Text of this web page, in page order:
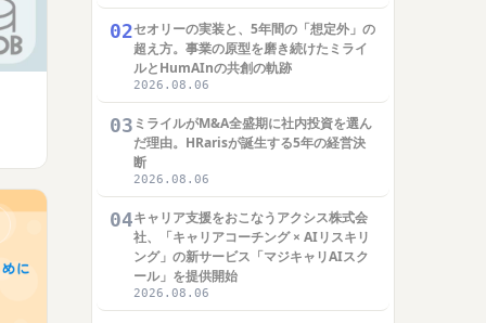
02セオリーの実装と、5年間の「想定外」の
超え方。事業の原型を磨き続けたミライ
ルとHumAInの共創の軌跡
2026.08.06
03 ミライルがM&A全盛期に社内投資を選ん
だ理由。HRarisが誕生する5年の経営決
断
2026.08.06
04キャリア支援をおこなうアクシス株式会
社、「キャリアコーチング × AIリスキリ
ング」の新サービス「マジキャリAIスク
ール」を提供開始
2026.08.06